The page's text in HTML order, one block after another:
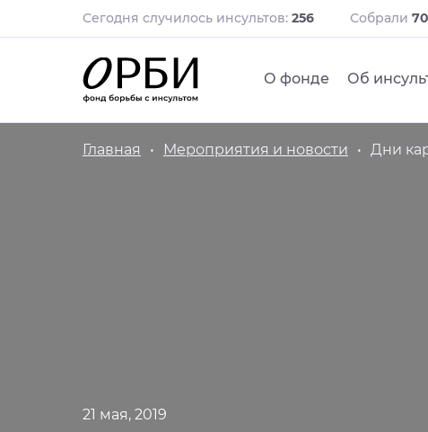
Сегодня случилось инсультов: 256 Собрали
О фонде Об
Главная Мероприятия и новости Дни
21 мая, 2019